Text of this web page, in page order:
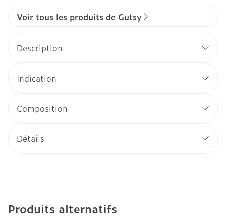
Voir tous les produits de Gutsy
Description
Indication
Composition
Détails
Produits alternatifs